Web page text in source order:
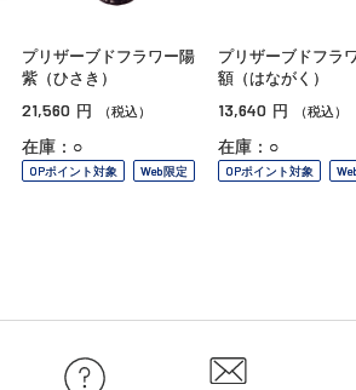
プリザーブドフラワー陽
紫（ひさき）
21,560 円 （税込）
在庫：○
OPポイント対象 Web限定
プリザーブドフラ
額（はながく）
13,640 円 （税込）
在庫：○
OPポイント対象